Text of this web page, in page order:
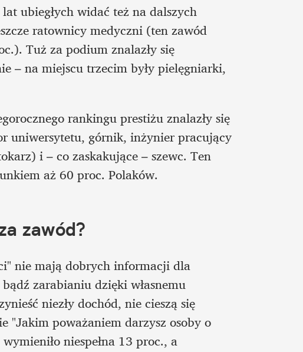
ubiegłych widać też na dalszych
ratownicy medyczni (ten zawód
Tuż za podium znalazły się
– na miejscu trzecim były pielęgniarki,
rankingu prestiżu znalazły się
uniwersytetu, górnik, inżynier pracujący
i – co zaskakujące – szewc. Ten
aż 60 proc. Polaków.
zawód?
nie mają dobrych informacji dla
zarabianiu dzięki własnemu
niezły dochód, nie cieszą się
"Jakim poważaniem darzysz osoby o
niespełna 13 proc., a